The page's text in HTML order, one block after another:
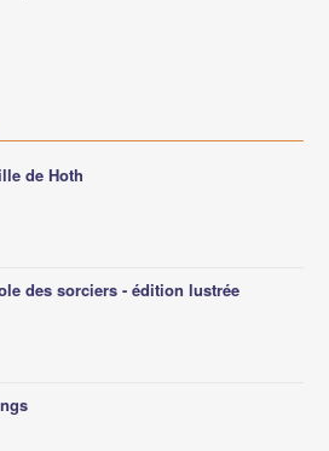
de Hoth
des sorciers - édition lustrée